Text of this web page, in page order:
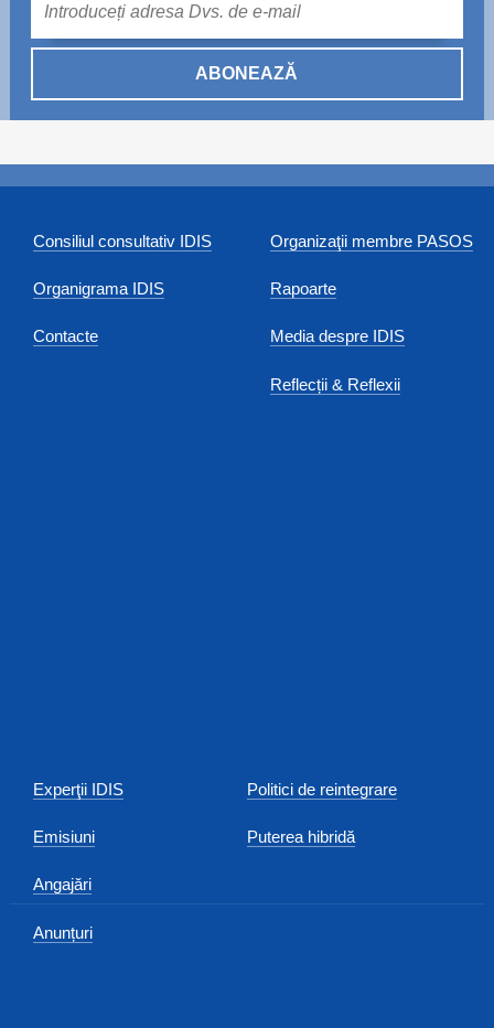
ABONEAZĂ
Consiliul consultativ IDIS
Organigrama IDIS
Contacte
Organizaţii membre PASOS
Rapoarte
Media despre IDIS
Reflecții & Reflexii
Experţii IDIS
Emisiuni
Angajări
Anunțuri
Politici de reintegrare
Puterea hibridă